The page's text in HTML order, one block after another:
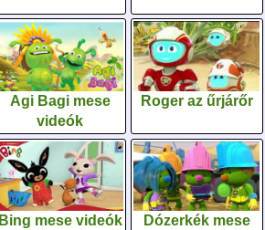
Agi Bagi mese
videók
Roger az űrjárőr
Bing mese videók Dózerkék mese